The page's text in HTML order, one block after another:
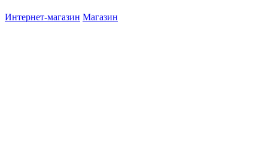
Интернет-магазин Магазин